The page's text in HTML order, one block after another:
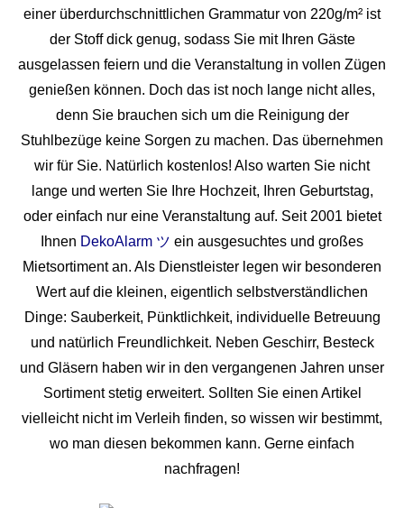
einer überdurchschnittlichen Grammatur von 220g/m² ist
der Stoff dick genug, sodass Sie mit Ihren Gäste
ausgelassen feiern und die Veranstaltung in vollen Zügen
genießen können. Doch das ist noch lange nicht alles,
denn Sie brauchen sich um die Reinigung der
Stuhlbezüge keine Sorgen zu machen. Das übernehmen
wir für Sie. Natürlich kostenlos! Also warten Sie nicht
lange und werten Sie Ihre Hochzeit, Ihren Geburtstag,
oder einfach nur eine Veranstaltung auf. Seit 2001 bietet
Ihnen DekoAlarm ツ ein ausgesuchtes und großes
Mietsortiment an. Als Dienstleister legen wir besonderen
Wert auf die kleinen, eigentlich selbstverständlichen
Dinge: Sauberkeit, Pünktlichkeit, individuelle Betreuung
und natürlich Freundlichkeit. Neben Geschirr, Besteck
und Gläsern haben wir in den vergangenen Jahren unser
Sortiment stetig erweitert. Sollten Sie einen Artikel
vielleicht nicht im Verleih finden, so wissen wir bestimmt,
wo man diesen bekommen kann. Gerne einfach
nachfragen!